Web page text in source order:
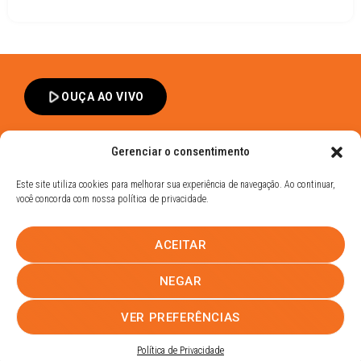
Gerenciar o consentimento
Este site utiliza cookies para melhorar sua experiência de navegação. Ao continuar,
você concorda com nossa política de privacidade.
ACEITAR
NEGAR
VER PREFERÊNCIAS
Política de Privacidade
play_arrowOUÇA AO VIVO
Política de Privacidade
UHOST
PROMOÇÕESEQUIPENOTÍCIASCONTATO